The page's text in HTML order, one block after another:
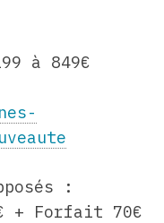
à 849€
:
+ Forfait 70€